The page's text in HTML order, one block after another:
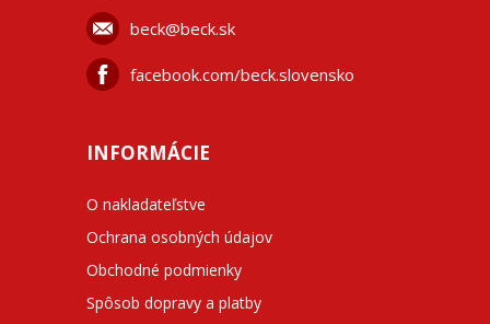
beck@beck.sk
facebook.com/beck.slovensko
INFORMÁCIE
O nakladateľstve
Ochrana osobných údajov
Obchodné podmienky
Spôsob dopravy a platby